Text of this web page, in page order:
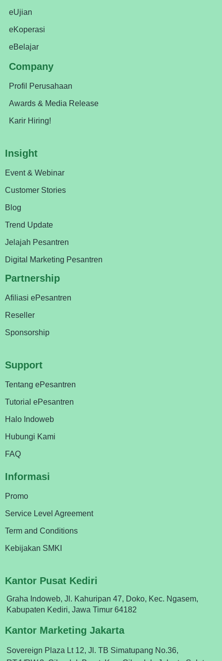
eUjian
eKoperasi
eBelajar
Company
Profil Perusahaan
Awards & Media Release
Karir Hiring!
Insight
Event & Webinar
Customer Stories
Blog
Trend Update
Jelajah Pesantren
Digital Marketing Pesantren
Partnership
Afiliasi ePesantren
Reseller
Sponsorship
Support
Tentang ePesantren
Tutorial ePesantren
Halo Indoweb
Hubungi Kami
FAQ
Informasi
Promo
Service Level Agreement
Term and Conditions
Kebijakan SMKI
Kantor Pusat Kediri
Graha Indoweb, Jl. Kahuripan 47, Doko, Kec. Ngasem,
Kabupaten Kediri, Jawa Timur 64182
Kantor Marketing Jakarta
Sovereign Plaza Lt 12, Jl. TB Simatupang No.36,